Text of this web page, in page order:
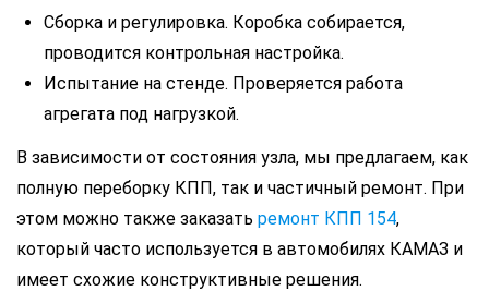
Сборка и регулировка. Коробка собирается,
проводится контрольная настройка.
Испытание на стенде. Проверяется работа
агрегата под нагрузкой.
В зависимости от состояния узла, мы предлагаем, как
полную переборку КПП, так и частичный ремонт. При
этом можно также заказать ремонт КПП 154,
который часто используется в автомобилях КАМАЗ и
имеет схожие конструктивные решения.